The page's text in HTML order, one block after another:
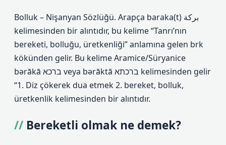
Bolluk – Nişanyan Sözlüğü. Arapça baraka(t) بركة
kelimesinden bir alıntıdır, bu kelime “Tanrı’nın
bereketi, bolluğu, üretkenliği” anlamına gelen brk
kökünden gelir. Bu kelime Aramice/Süryanice
bərākā ברכא veya bərāktā ברכתא kelimesinden gelir
“1. Diz çökerek dua etmek 2. bereket, bolluk,
üretkenlik kelimesinden bir alıntıdır.
Bereketli olmak ne demek?